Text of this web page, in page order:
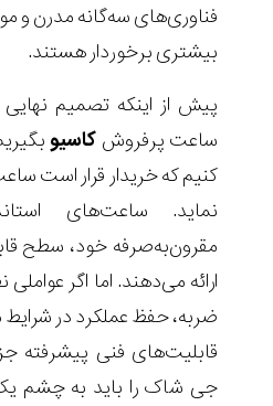
فناوری‌های سه‌گانه مدرن و
بیشتری برخوردار هستند.
پیش از اینکه تصمیم نهایی
ساعت پرفروش کاسیو
کنیم که خریدار قرار است
نماید. ساعت‌های
مقرون‌به‌صرفه خود، سطح
ارائه می‌دهند. اما اگر
ضربه، حفظ عملکرد در شرایط
قابلیت‌های فنی پیشرفته
جی ‌شاک را باید به چشم